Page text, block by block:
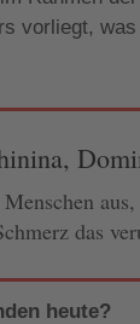
vorliegt,
Menschen
das
heute?